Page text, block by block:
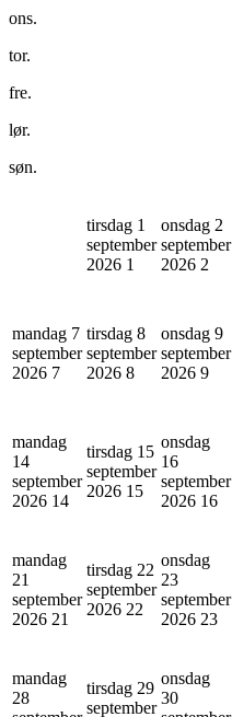
ons.
tor.
fre.
lør.
søn.
tirsdag 1
september
2026 1
onsdag 2
september
2026 2
mandag 7
september
2026 7
tirsdag 8
september
2026 8
onsdag 9
september
2026 9
mandag
14
september
2026 14
tirsdag 15
september
2026 15
onsdag
16
september
2026 16
mandag
21
september
2026 21
tirsdag 22
september
2026 22
onsdag
23
september
2026 23
mandag
28
tirsdag 29
september
onsdag
30